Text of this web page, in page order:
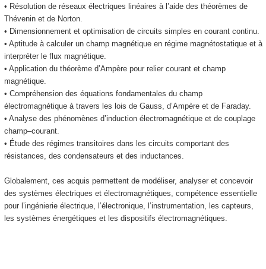
• Résolution de réseaux électriques linéaires à l’aide des théorèmes de
Thévenin et de Norton.
• Dimensionnement et optimisation de circuits simples en courant continu.
• Aptitude à calculer un champ magnétique en régime magnétostatique et à
interpréter le flux magnétique.
• Application du théorème d’Ampère pour relier courant et champ
magnétique.
• Compréhension des équations fondamentales du champ
électromagnétique à travers les lois de Gauss, d’Ampère et de Faraday.
• Analyse des phénomènes d’induction électromagnétique et de couplage
champ–courant.
• Étude des régimes transitoires dans les circuits comportant des
résistances, des condensateurs et des inductances.
Globalement, ces acquis permettent de modéliser, analyser et concevoir
des systèmes électriques et électromagnétiques, compétence essentielle
pour l’ingénierie électrique, l’électronique, l’instrumentation, les capteurs,
les systèmes énergétiques et les dispositifs électromagnétiques.